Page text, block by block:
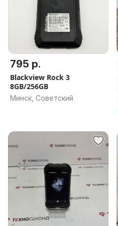
795 р.
Blackview Rock 3
8GB/256GB
Минск, Советский